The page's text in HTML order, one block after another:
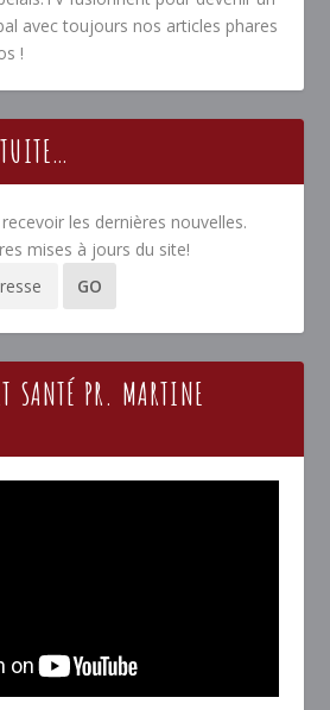
avec toujours nos articles phares
!
les dernières nouvelles.
mises à jours du site!
SANTÉ PR. MARTINE